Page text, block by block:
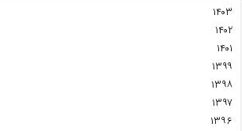
۱۴۰۳
۱۴۰۲
۱۴۰۱
۱۳۹۹
۱۳۹۸
۱۳۹۷
۱۳۹۶